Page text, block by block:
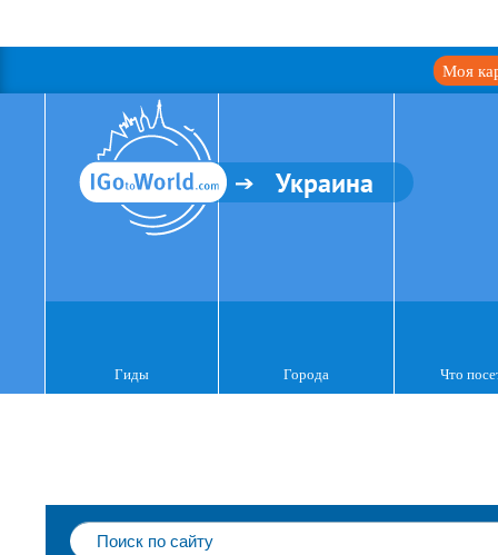
Моя
Украина
Гиды Города Что